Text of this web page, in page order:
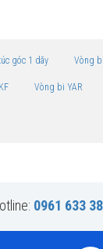
góc 1 dãy Vòng
Vòng bi YAR
0961 633